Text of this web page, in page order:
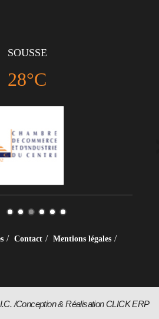
SOUSSE
28°C
/ Contact / Mentions légales /
/Conception & Réalisation CLICK ERP